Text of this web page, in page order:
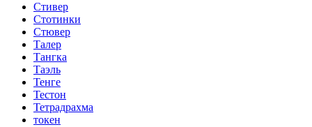
Стивер
Стотинки
Стювер
Талер
Тангка
Таэль
Тенге
Тестон
Тетрадрахма
токен